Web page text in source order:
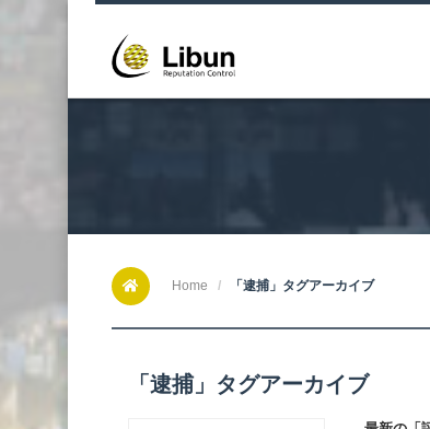
Home 「逮捕」タグアーカイブ
「逮捕」タグアーカイブ